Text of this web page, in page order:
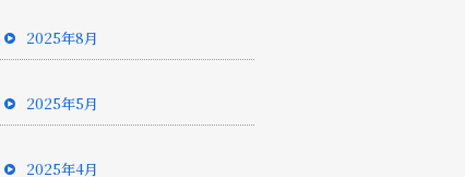
2025年8月
2025年5月
2025年4月